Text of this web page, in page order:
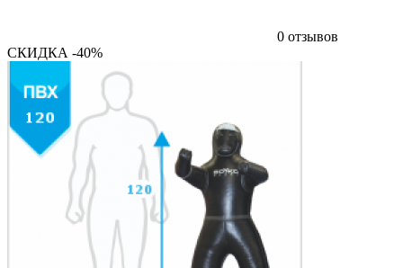
0 отзывов
СКИДКА -40%